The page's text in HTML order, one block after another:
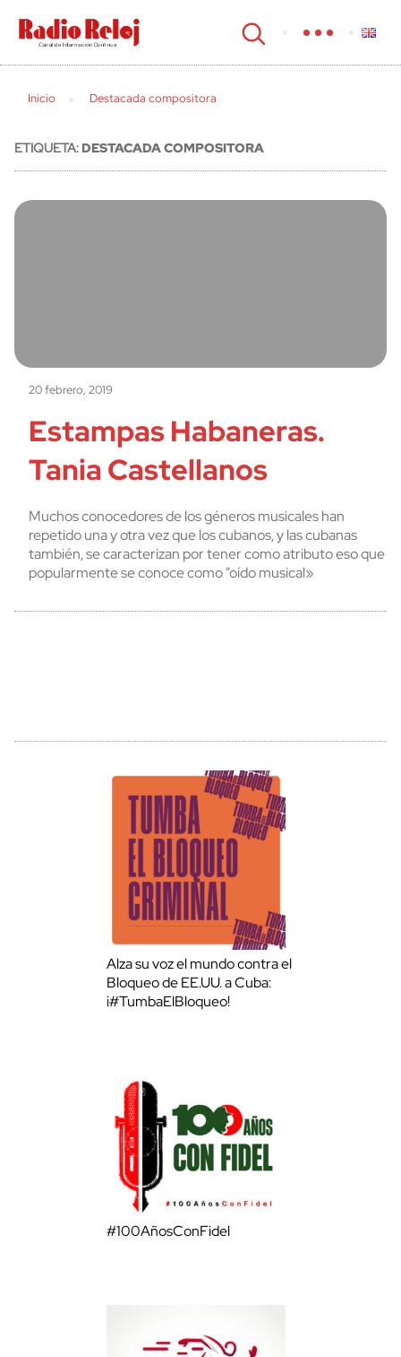
cerrar
Inicio Destacada compositora
ETIQUETA:DESTACADA COMPOSITORA
20 febrero, 2019
Estampas Habaneras.
Tania Castellanos
Muchos conocedores de los géneros musicales han
repetido una y otra vez que los cubanos, y las cubanas
también, se caracterizan por tener como atributo eso que
popularmente se conoce como “oído musical»
Alza su voz el mundo contra el
Bloqueo de EE.UU. a Cuba:
¡#TumbaElBloqueo!
#100AñosConFidel